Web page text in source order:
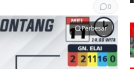
0
Perbesar